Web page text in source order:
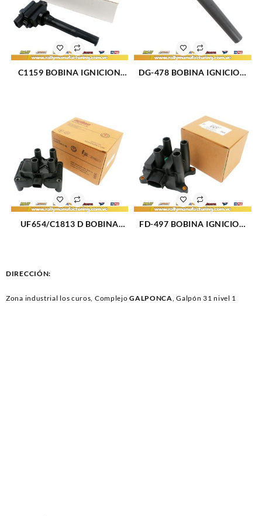
C1159 BOBINA IGNICION
DG-478 BOBINA IGNICION
UF654/C1813 D BOBINA
FD-497 BOBINA IGNICION
DIRECCIÓN:
Zona industrial los curos, ComplejoGALPONCA, Galpón 31 nivel 1